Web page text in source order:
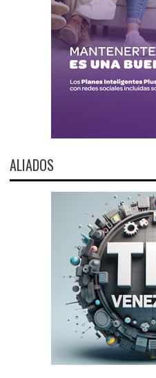
ALIADOS